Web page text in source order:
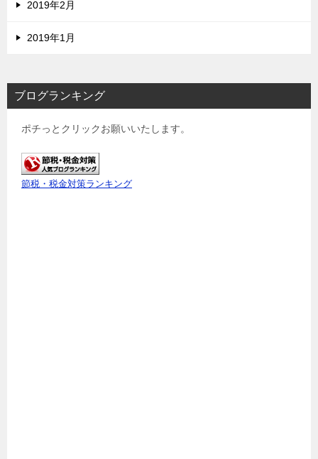
2019年2月
2019年1月
ブログランキング
ポチっとクリックお願いいたします。
節税・税金対策ランキング